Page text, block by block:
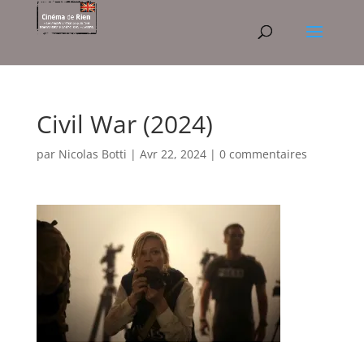
Civil War (2024)
par Nicolas Botti | Avr 22, 2024| 0 commentaires